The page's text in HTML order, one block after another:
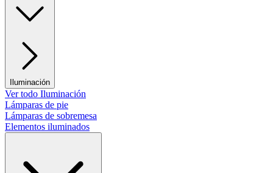
Iluminación
Ver todo Iluminación
Lámparas de pie
Lámparas de sobremesa
Elementos iluminados